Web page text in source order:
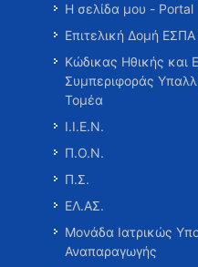
Η σελίδα μου - Portal
Επιτελική Δομή
Κώδικας Ηθικής και
Συμπεριφοράς
Τομέα
Ι.Ι.Ε.Ν.
Π.Ο.Ν.
Π.Σ.
ΕΛ.ΑΣ.
Μονάδα Ιατρικώς
Αναπαραγωγής